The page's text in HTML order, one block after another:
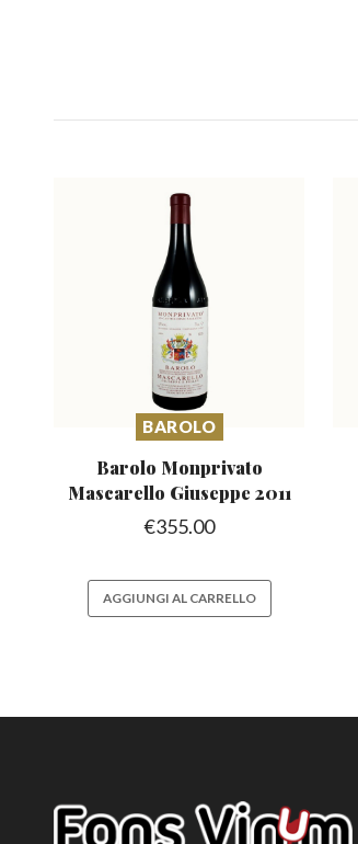
BAROLO
Barolo Monprivato
Mascarello Giuseppe 2011
€355.00
AGGIUNGI AL CARRELLO